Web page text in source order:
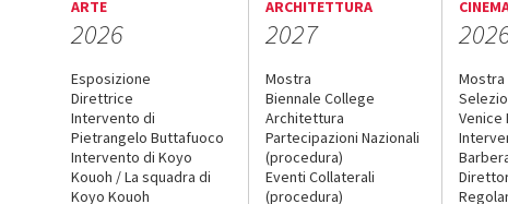
ARTE
2026
Esposizione
Direttrice
Intervento di
Pietrangelo Buttafuoco
Intervento di Koyo
Kouoh / La squadra di
Koyo Kouoh
ARCHITETTURA
2027
Mostra
Biennale College
Architettura
Partecipazioni Nazionali
(procedura)
Eventi Collaterali
(procedura)
Mostra
Venice